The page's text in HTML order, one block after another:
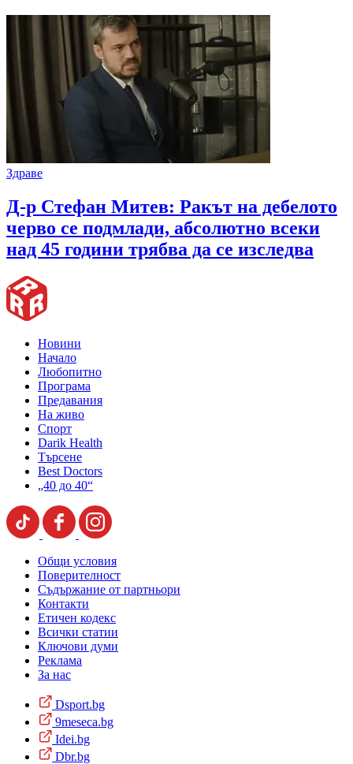
Здраве
Д-р Стефан Митев: Ракът на дебелото
черво се подмлади, абсолютно всеки
над 45 години трябва да се изследва
Новини
Начало
Любопитно
Програма
Предавания
На живо
Спорт
Darik Health
Търсене
Best Doctors
„40 до 40“
Общи условия
Поверителност
Съдържание от партньори
Контакти
Етичен кодекс
Всички статии
Ключови думи
Реклама
За нас
Dsport.bg
9meseca.bg
Idei.bg
Dbr.bg